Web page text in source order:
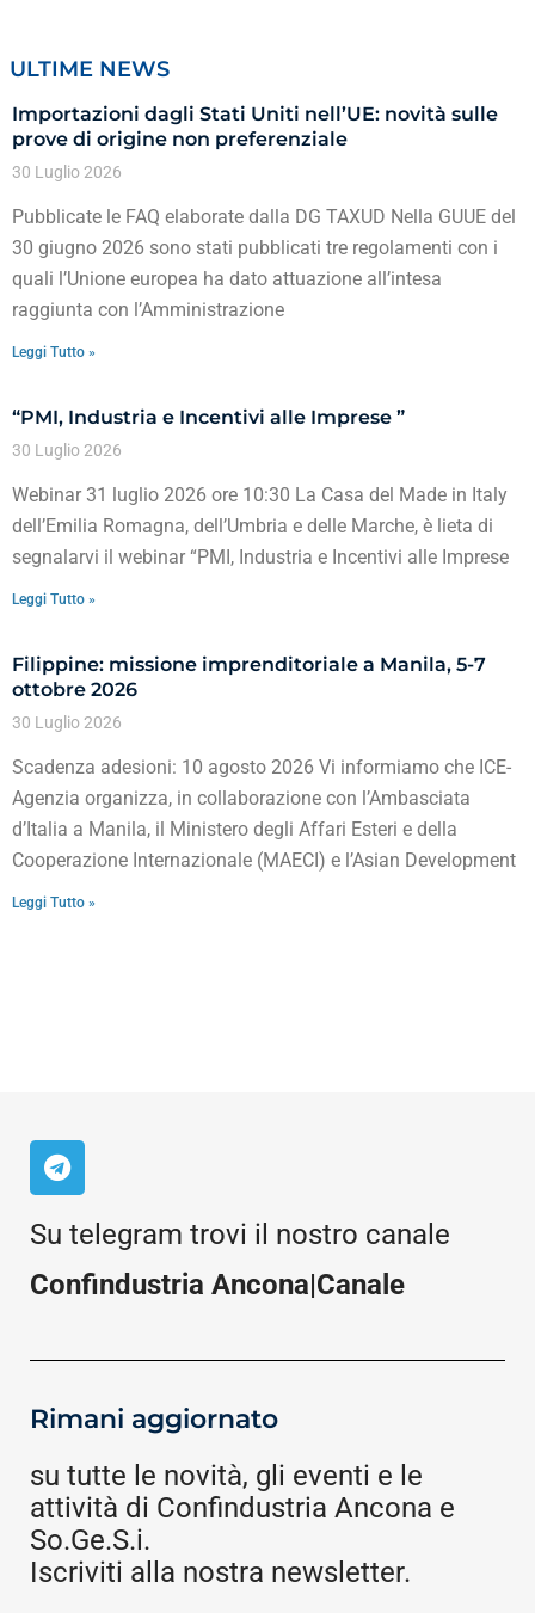
ULTIME NEWS
Importazioni dagli Stati Uniti nell’UE: novità sulle
prove di origine non preferenziale
30 Luglio 2026
Pubblicate le FAQ elaborate dalla DG TAXUD Nella GUUE del
30 giugno 2026 sono stati pubblicati tre regolamenti con i
quali l’Unione europea ha dato attuazione all’intesa
raggiunta con l’Amministrazione
Leggi Tutto »
“PMI, Industria e Incentivi alle Imprese ”
30 Luglio 2026
Webinar 31 luglio 2026 ore 10:30 La Casa del Made in Italy
dell’Emilia Romagna, dell’Umbria e delle Marche, è lieta di
segnalarvi il webinar “PMI, Industria e Incentivi alle Imprese
Leggi Tutto »
Filippine: missione imprenditoriale a Manila, 5-7
ottobre 2026
30 Luglio 2026
Scadenza adesioni: 10 agosto 2026 Vi informiamo che ICE-
Agenzia organizza, in collaborazione con l’Ambasciata
d’Italia a Manila, il Ministero degli Affari Esteri e della
Cooperazione Internazionale (MAECI) e l’Asian Development
Leggi Tutto »
Su telegram trovi il nostro canale
Confindustria Ancona|Canale
Rimani aggiornato
su tutte le novità, gli eventi e le
attività di Confindustria Ancona e
So.Ge.S.i.
Iscriviti alla nostra newsletter.